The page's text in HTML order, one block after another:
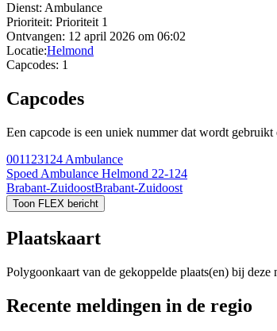
Dienst: Ambulance
Prioriteit: Prioriteit 1
Ontvangen: 12 april 2026 om 06:02
Locatie:Helmond
Capcodes: 1
Capcodes
Een capcode is een uniek nummer dat wordt
001123124 Ambulance
Spoed Ambulance Helmond 22-124
Brabant-ZuidoostBrabant-Zuidoost
Toon FLEX bericht
Plaatskaart
Polygoonkaart van de gekoppelde plaats(en) bij deze
Recente meldingen in de regio